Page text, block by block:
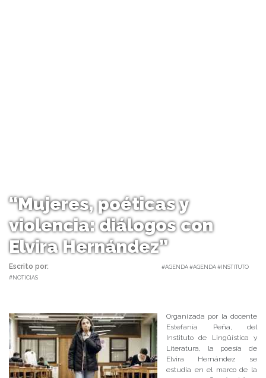
“Mujeres, poéticas y
violencia: diálogos con
Elvira Hernández”
Escrito por:
#AGENDA #AGENDA #INSTITUTO
#NOTICIAS
Organizada por la docente
Estefanía Peña, del
Instituto de Lingüística y
Literatura, la poesía de
Elvira Hernández se
estudia en el marco de la